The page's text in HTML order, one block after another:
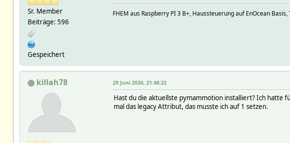
Sr. Member
Beiträge: 596
Gespeichert
FHEM aus Raspberry PI 3 B+, Haussteuerung auf EnOcean
killah78 29 Juni 2026, 21:48:22
Hast du die aktuellste pymammotion installiert? Ich hatte
mal das legacy Attribut, das musste ich auf 1 setzen.